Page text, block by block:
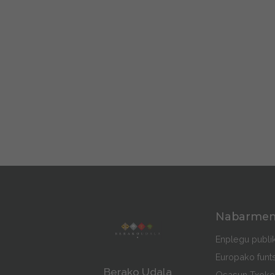
Berako Udala
Enplegu
Europako